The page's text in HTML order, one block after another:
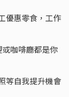
優惠零食，工作
或咖啡廳都是你
等自我提升機會